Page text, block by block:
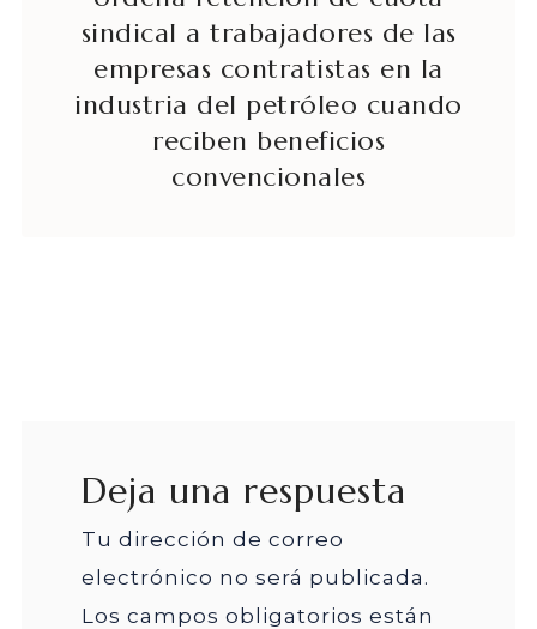
sindical a trabajadores de las
empresas contratistas en la
industria del petróleo cuando
reciben beneficios
convencionales
Deja una respuesta
Tu dirección de correo
electrónico no será publicada.
Los campos obligatorios están